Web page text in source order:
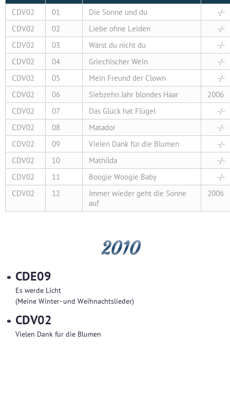
CDV02 01 Die Sonne und du
-/-
CDV02
02 Liebe ohne Leiden
-/-
CDV02
03 Wärst du nicht du
-/-
CDV02
04 Griechischer Wein
-/-
CDV02
05 Mein Freund der Clown
-/-
CDV02
06 Siebzehn Jahr blondes Haar
2006
CDV02
07 Das Glück hat Flügel
-/-
CDV02
08 Matador
-/-
CDV02
09 Vielen Dank für die Blumen
-/-
CDV02
10 Mathilda
-/-
CDV02
11 Boogie Woogie Baby
-/-
CDV02
12
Immer wieder geht die Sonne
auf
2006
2010
CDE09
Es werde Licht
(Meine Winter- und Weihnachtslieder)
CDV02
Vielen Dank für die Blumen